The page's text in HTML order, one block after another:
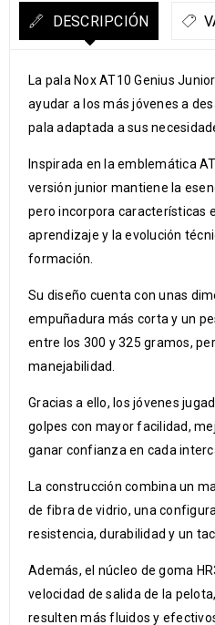
DESCRIPCIÓN
La pala NoxAT10 Genius
ayudar a los más jóvenes a
pala adaptada a sus
Inspirada en la emblemática
versión junior mantiene la
pero incorpora características
aprendizaje y la evolución
formación.
Su diseño cuenta con unas
empuñadura más corta y un
entre los 300 y 325 gramos,
manejabilidad.
Gracias a ello, los jóvenes
golpes con mayor facilidad,
ganar confianza en cada
La construcción combina un
de fibra de vidrio, una
resistencia, durabilidad y un
Además, el núcleo de goma
velocidad de salida de la
resulten más fluidos y